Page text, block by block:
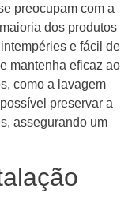
preocupam com a
dos produtos
e fácil de
mantenha eficaz ao
como a lavagem
preservar a
assegurando um